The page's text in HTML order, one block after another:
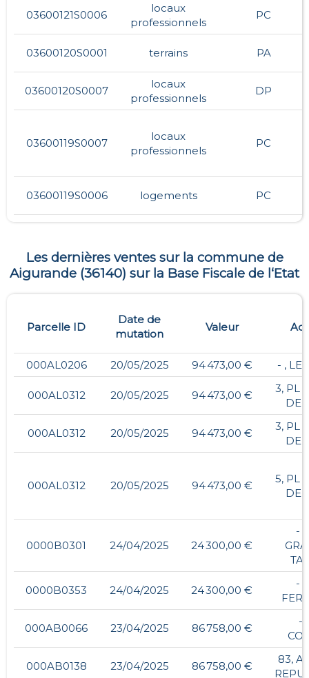
03600121S0006
locaux
professionnels
PC
03600120S0001 terrains PA
03600120S0007
locaux
professionnels
DP
03600119S0007
locaux
professionnels
PC
03600119S0006 logements PC
Les dernières ventes sur la commune de
Aigurande (36140) sur la Base Fiscale de l‘Etat
Parcelle ID
Date de
mutation
Valeur
000AL0206 20/05/2025 94 473,00 € - , LE
000AL0312 20/05/2025 94 473,00 €
3, PL
DE
000AL0312 20/05/2025 94 473,00 €
3, PL
DE
000AL0312 20/05/2025 94 473,00 €
5, PL
DE
0000B0301 24/04/2025 24 300,00 €
- ,
0000B0353 24/04/2025 24 300,00 €
- ,
000AB0066 23/04/2025 86 758,00 €
-
000AB0138 23/04/2025 86 758,00 €
83,